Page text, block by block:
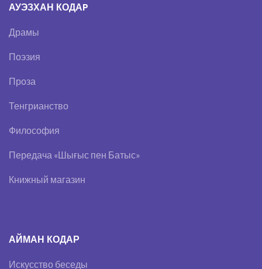
АУЭЗХАН КОДАP
Драмы
Поэзия
Проза
Тенгрианство
Философия
Передача «Шығыс пен Батыс»
Книжный магазин
АЙМАН КОДАР
Искусство беседы